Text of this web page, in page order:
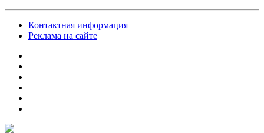
Контактная информация
Реклама на сайте